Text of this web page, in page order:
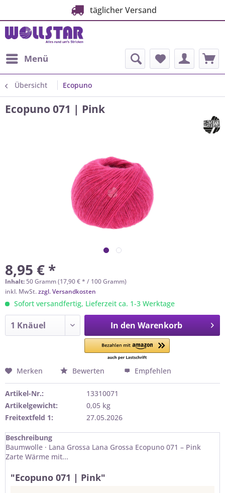
täglicher Versand
Menü
Übersicht Ecopuno
Ecopuno 071 | Pink
8,95 € *
Inhalt: 50 Gramm (17,90 € * / 100 Gramm)
inkl. MwSt.zzgl. Versandkosten
Sofort versandfertig, Lieferzeit ca. 1-3 Werktage
In den Warenkorb
Merken Bewerten Empfehlen
Artikel-Nr.:
13310071
Artikelgewicht:
0,05 kg
Freitextfeld 1:
27.05.2026
Beschreibung
Baumwolle · Lana Grossa Lana Grossa Ecopuno 071 – Pink
Zarte Wärme mit...
"Ecopuno 071 | Pink"